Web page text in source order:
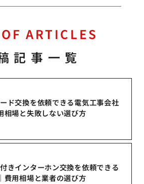
ARTICLES
記事一覧
ド交換を依頼できる電気工事会社
相場と失敗しない選び方
きインターホン交換を依頼できる
費用相場と業者の選び方